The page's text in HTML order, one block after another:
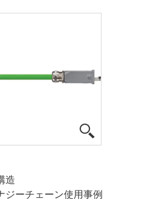
造
ジーチェーン使用事例